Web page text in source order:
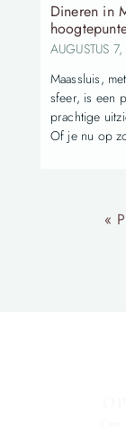
Dineren in
AUGUSTUS
Maassluis,
sfeer, is een
prachtige
Of je nu op
«